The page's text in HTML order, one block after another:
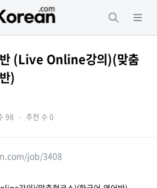
반 (Live Online강의)(맞춤
)
98 ・ 추천 수 0
job/3408